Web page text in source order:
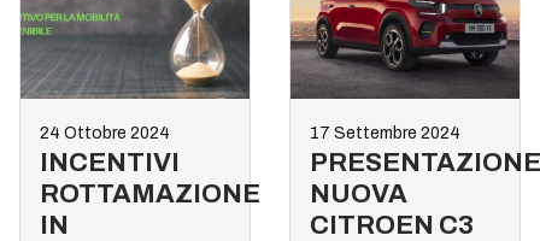
24 Ottobre 2024
INCENTIVI
ROTTAMAZIONE
IN
17 Settembre 2024
PRESENTAZIONE
NUOVA
CITROEN C3